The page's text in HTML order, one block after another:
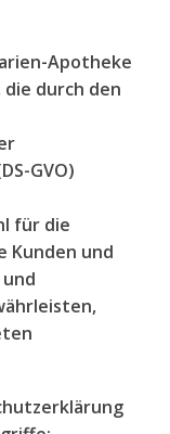
Apotheke
durch den
GVO)
für die
Kunden und